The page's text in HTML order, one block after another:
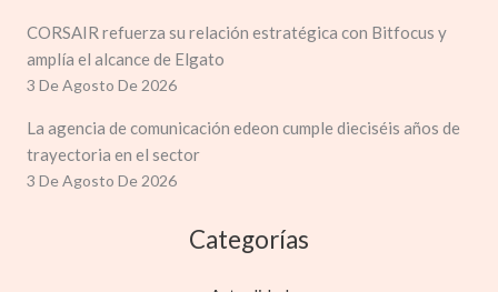
CORSAIR refuerza su relación estratégica con Bitfocus y
amplía el alcance de Elgato
3 De Agosto De 2026
La agencia de comunicación edeon cumple dieciséis años de
trayectoria en el sector
3 De Agosto De 2026
Categorías